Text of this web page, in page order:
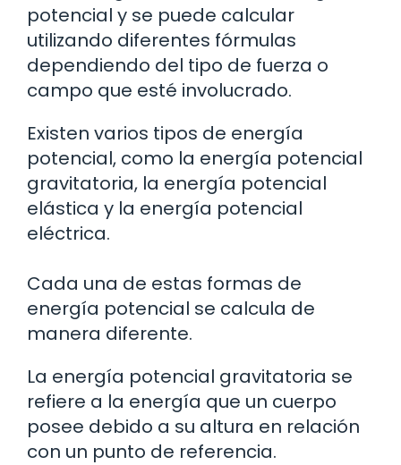
potencial y se puede calcular
utilizando diferentes fórmulas
dependiendo del tipo de fuerza o
campo que esté involucrado.
Existen varios tipos de energía
potencial, como la energía potencial
gravitatoria, la energía potencial
elástica y la energía potencial
eléctrica.
Cada una de estas formas de
energía potencial se calcula de
manera diferente.
La energía potencial gravitatoria se
refiere a la energía que un cuerpo
posee debido a su altura en relación
con un punto de referencia.